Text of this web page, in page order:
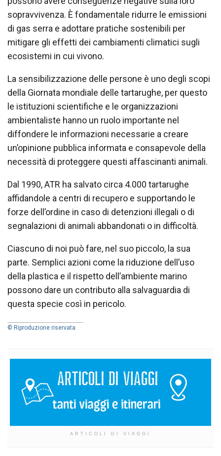
sopravvivenza. È fondamentale ridurre le emissioni
di gas serra e adottare pratiche sostenibili per
mitigare gli effetti dei cambiamenti climatici sugli
ecosistemi in cui vivono.
La sensibilizzazione delle persone è uno degli scopi
della Giornata mondiale delle tartarughe, per questo
le istituzioni scientifiche e le organizzazioni
ambientaliste hanno un ruolo importante nel
diffondere le informazioni necessarie a creare
un’opinione pubblica informata e consapevole della
necessità di proteggere questi affascinanti animali.
Dal 1990, ATR ha salvato circa 4.000 tartarughe
affidandole a centri di recupero e supportando le
forze dell’ordine in caso di detenzioni illegali o di
segnalazioni di animali abbandonati o in difficoltà.
Ciascuno di noi può fare, nel suo piccolo, la sua
parte. Semplici azioni come la riduzione dell’uso
della plastica e il rispetto dell’ambiente marino
possono dare un contributo alla salvaguardia di
questa specie così in pericolo.
© Riproduzione riservata
ARTICOLI DI VIAGGI